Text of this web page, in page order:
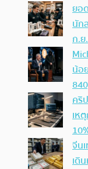
ยอ
นัก
ก.
น้อ
คริ
เห
จีน
เดิ